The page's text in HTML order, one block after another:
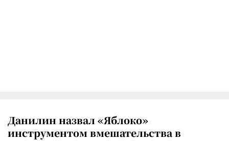
Данилин назвал «Яблоко»
инструментом вмешательства в